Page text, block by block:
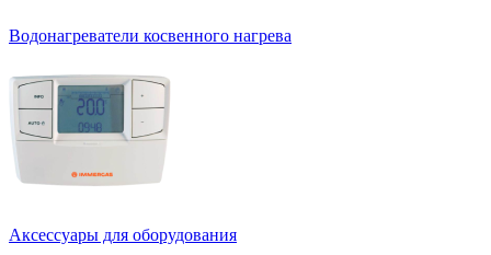
Водонагреватели косвенного нагрева
Аксессуары для оборудования